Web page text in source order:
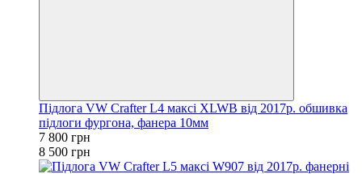
Підлога VW Crafter L4 максі XLWB від 2017р. обшивка
підлоги фургона, фанера 10мм
7 800 грн
8 500 грн